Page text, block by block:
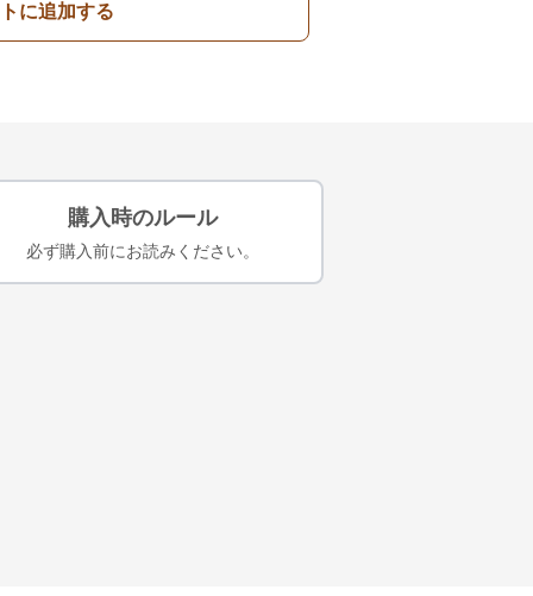
に追加する
購入時のルール
必ず購入前にお読みください。